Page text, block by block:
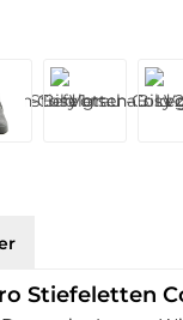
Stiefeletten